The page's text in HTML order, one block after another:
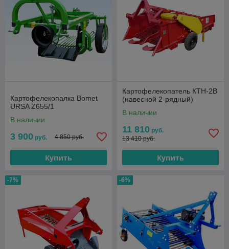
Картофелекопалка Bomet
URSA Z655/1
В наличии
3 900 руб. 4 850 руб.
Купить
Картофелекопатель КТН-2В
(навесной 2-рядный)
В наличии
11 810 руб.
13 410 руб.
Купить
-7% -6%